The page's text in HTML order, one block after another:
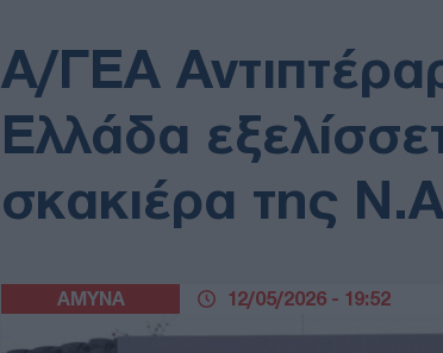
AUTO - MOTO
ΓΑΣΤΡΟΝΟΜΙΑ
ΠΑΡΑΞΕΝΑ
ΖΩΔΙΑ
Α/ΓΕΑ
Ελλάδα
σκακιέρα της
ΑΜΥΝΑ 12/05/2026 - 19:52